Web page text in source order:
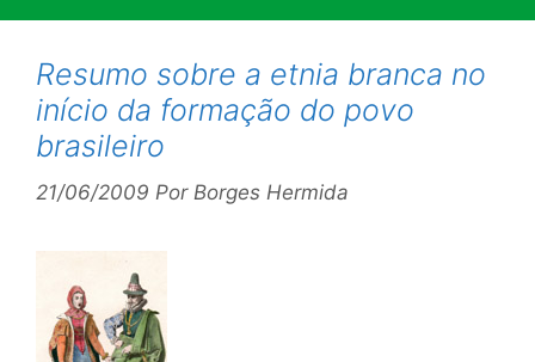
Resumo sobre a etnia branca no
início da formação do povo
brasileiro
21/06/2009 Por Borges Hermida